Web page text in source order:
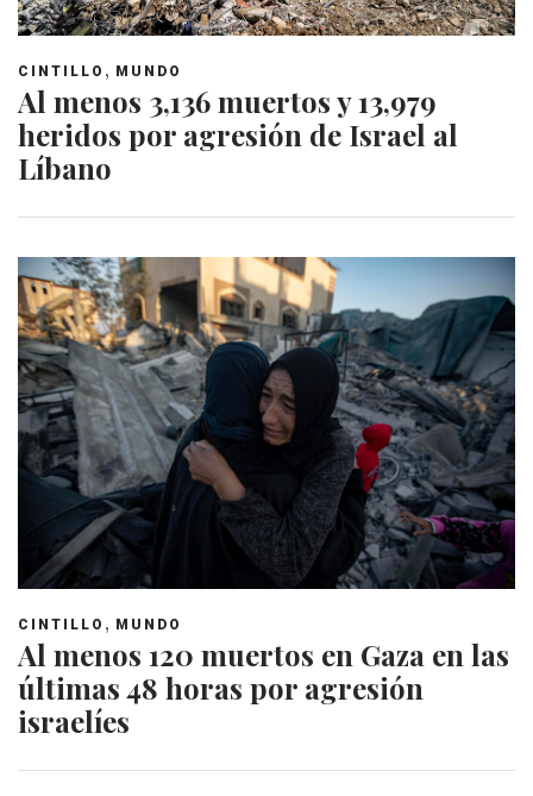
CINTILLO , MUNDO
Al menos 3,136 muertos y 13,979
heridos por agresión de Israel al
Líbano
CINTILLO , MUNDO
Al menos 120 muertos en Gaza en las
últimas 48 horas por agresión
israelíes